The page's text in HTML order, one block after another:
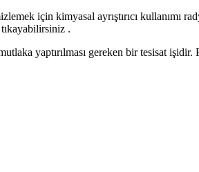
için kimyasal ayrıştırıcı kullanımı
.
yaptırılması gereken bir tesisat